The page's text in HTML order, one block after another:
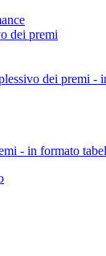
dei premi
dei premi -
- in formato